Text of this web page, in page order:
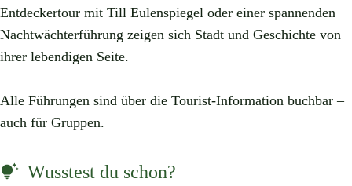
Entdeckertour mit Till Eulenspiegel oder einer spannenden
Nachtwächterführung zeigen sich Stadt und Geschichte von
ihrer lebendigen Seite.
Alle Führungen sind über die Tourist-Information buchbar –
auch für Gruppen.
Wusstest du schon?